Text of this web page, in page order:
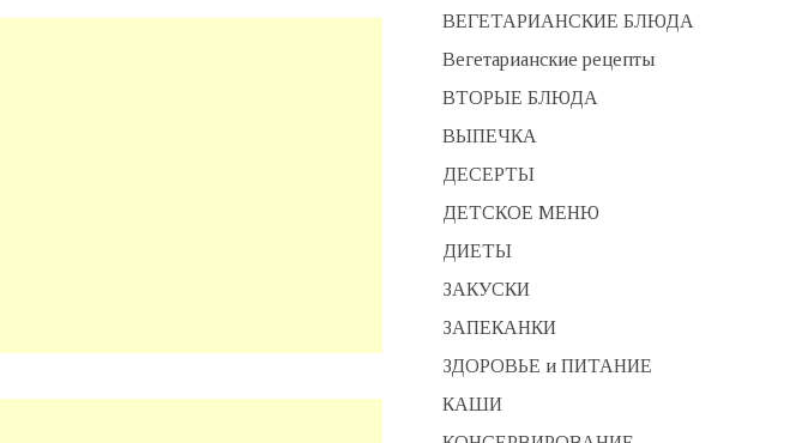
ВЕГЕТАРИАНСКИЕ БЛЮДА
Вегетарианские рецепты
ВТОРЫЕ БЛЮДА
ВЫПЕЧКА
ДЕСЕРТЫ
ДЕТСКОЕ МЕНЮ
ДИЕТЫ
ЗАКУСКИ
ЗАПЕКАНКИ
ЗДОРОВЬЕ и ПИТАНИЕ
КАШИ